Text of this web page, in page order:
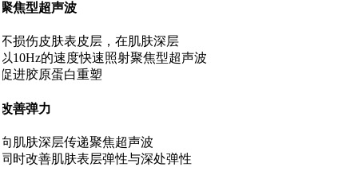
聚焦型超声波
不损伤皮肤表皮层，在肌肤深层
以10Hz的速度快速照射聚焦型超声波
促进胶原蛋白重塑
改善弹力
向肌肤深层传递聚焦超声波
同时改善肌肤表层弹性与深处弹性